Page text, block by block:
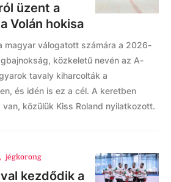
üzent a
Volán hokisa
magyar válogatott számára a 2026-
közkeletű nevén az A-
tavaly kiharcolták a
és idén is ez a cél. A keretben
közülük Kiss Roland nyilatkozott.
, jégkorong
kezdődik a